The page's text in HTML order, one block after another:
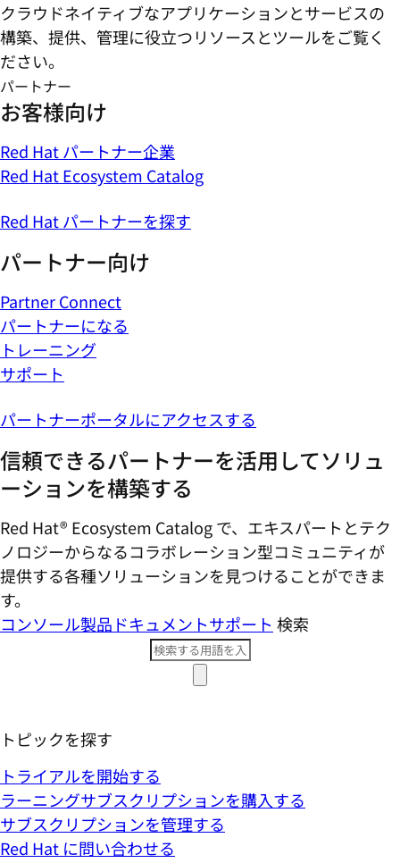
クラウドネイティブなアプリケーションとサービスの
構築、提供、管理に役立つリソースとツールをご覧く
ださい。
パートナー
お客様向け
Red Hat パートナー企業
Red Hat Ecosystem Catalog
Red Hat パートナーを探す
パートナー向け
Partner Connect
パートナーになる
トレーニング
サポート
パートナーポータルにアクセスする
信頼できるパートナーを活用してソリュ
ーションを構築する
Red Hat® Ecosystem Catalog で、エキスパートとテク
ノロジーからなるコラボレーション型コミ​ュニティが
提供する各種ソリューションを見つけることができま
す。
コンソール製品ドキュメントサポート 検索
トピックを探す
トライアルを開始する
ラーニングサブスクリプションを購入する
サブスクリプションを管理する
Red Hat に問い合わせる